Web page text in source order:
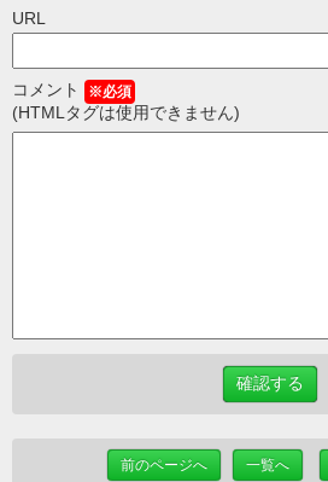
URL
コメント ※必須
(HTMLタグは使用できません)
前のページへ 一覧へ